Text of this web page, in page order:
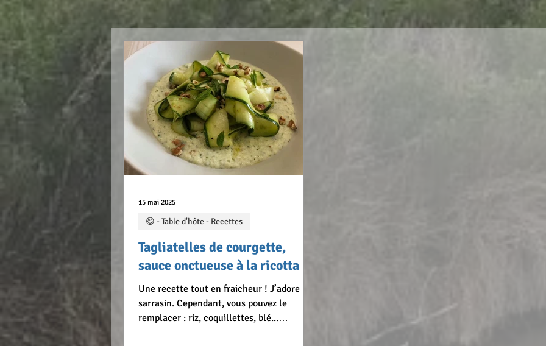
Tagliatelles de courgette,
sauce onctueuse à la ricotta
Une recette tout en fraicheur ! J’adore le
sarrasin. Cependant, vous pouvez le
remplacer : riz, coquillettes, blé...
😋 - Table d'hôte - Recettes
15 mai 2025